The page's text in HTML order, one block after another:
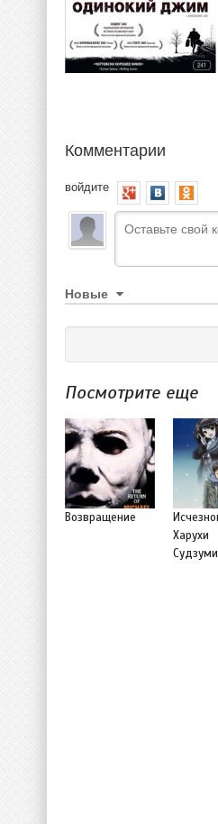
Комментарии
войдите
Новые
Посмотрите еще
Возвращение
Харухи